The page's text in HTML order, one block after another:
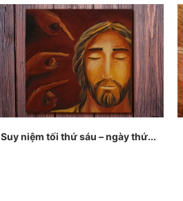
Suy niệm tối thứ sáu – ngày thứ...